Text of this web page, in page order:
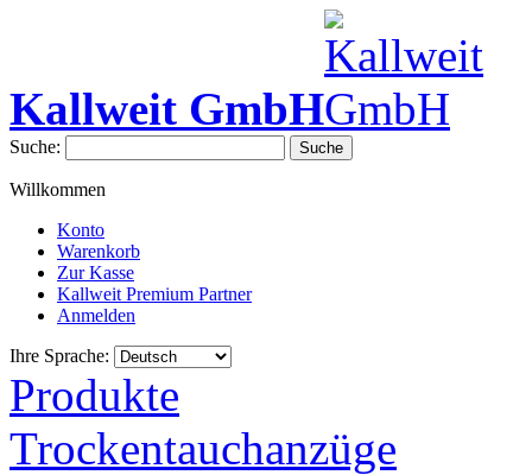
Kallweit GmbH
Suche: Suche
Willkommen
Konto
Warenkorb
Zur Kasse
Kallweit Premium Partner
Anmelden
Ihre Sprache:
Produkte
Trockentauchanzüge